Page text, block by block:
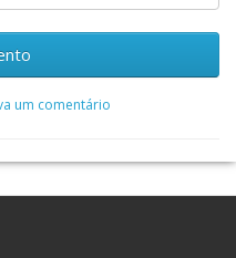
um comentário